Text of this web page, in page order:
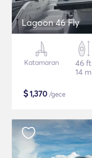
Lagoon 46 Fly
Katamaran
46 ft
14 m
$1,370 /gece